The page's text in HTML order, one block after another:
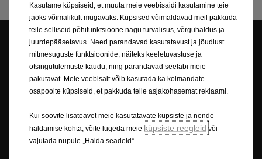
Esinduse otsing Broneeri proovisõit
Küsi hinnapakkumist Hinnakirjad
Kasutame küpsiseid, et muuta meie veebisaidi kasutamine teie
jaoks võimalikult mugavaks. Küpsised võimaldavad meil pakkuda
teile selliseid põhifunktsioone nagu turvalisus, võrguhaldus ja
juurdepääsetavus. Need parandavad kasutatavust ja jõudlust
mitmesuguste funktsioonide, näiteks keeletuvastuse ja
otsingutulemuste kaudu, ning parandavad seeläbi meie
pakutavat. Meie veebisait võib kasutada ka kolmandate
osapoolte küpsiseid, et pakkuda teile asjakohasemat reklaami.
Kui soovite lisateavet meie kasutatavate küpsiste ja nende
haldamise kohta, võite lugeda meie küpsiste reegleid või
vajutada nupule „Halda seadeid“.